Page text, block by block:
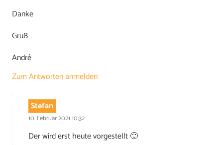
Danke
Gruß
André
Zum Antworten anmelden
Stefan
10. Februar 2021 10:32
Der wird erst heute vorgestellt 🙂